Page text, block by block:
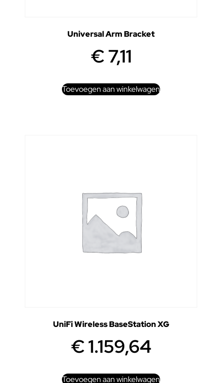
Universal Arm Bracket
€7,11
Toevoegen aan winkelwagen
UniFi Wireless BaseStation XG
€1.159,64
Toevoegen aan winkelwagen